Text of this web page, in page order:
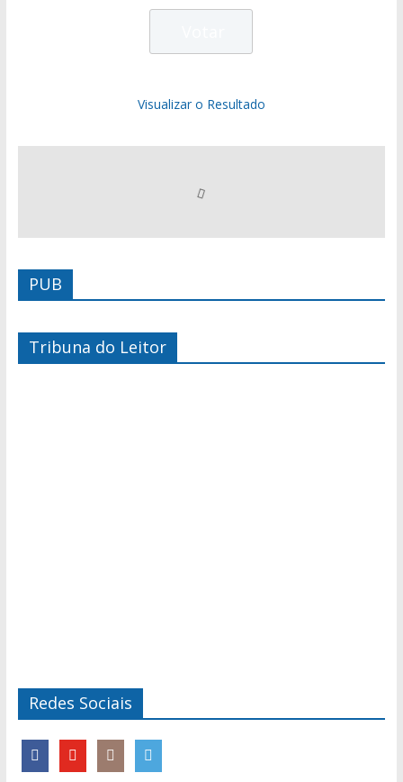
Visualizar o Resultado
PUB
Tribuna do Leitor
Redes Sociais